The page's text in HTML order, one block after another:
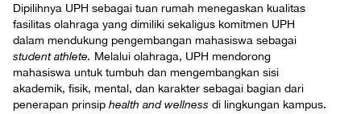
Dipilihnya UPH sebagai tuan rumah menegaskan kualitas
fasilitas olahraga yang dimiliki sekaligus komitmen UPH
dalam mendukung pengembangan mahasiswa sebagai
student athlete. Melalui olahraga, UPH mendorong
mahasiswa untuk tumbuh dan mengembangkan sisi
akademik, fisik, mental, dan karakter sebagai bagian dari
penerapan prinsip health and wellness di lingkungan kampus.